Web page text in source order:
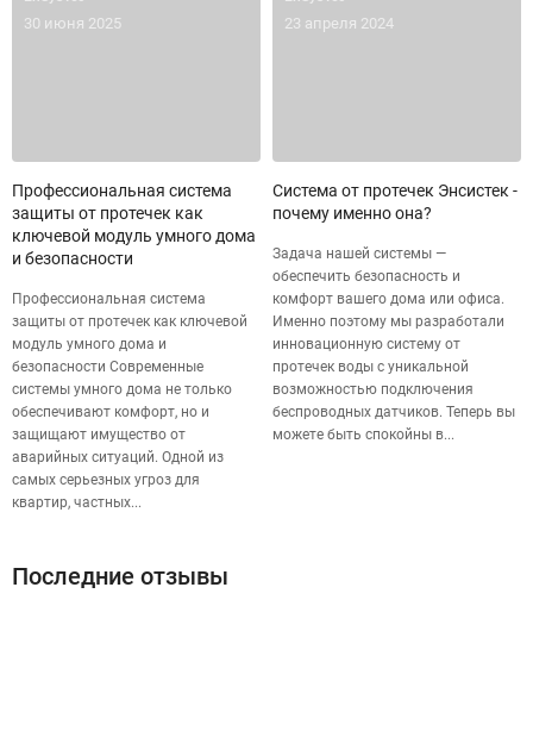
30 июня 2025
Профессиональная система
защиты от протечек как
ключевой модуль умного дома
и безопасности
Профессиональная система
защиты от протечек как ключевой
модуль умного дома и
безопасности Современные
системы умного дома не только
обеспечивают комфорт, но и
защищают имущество от
аварийных ситуаций. Одной из
самых серьезных угроз для
квартир, частных...
23 апреля 2024
Система от протечек Энсистек -
почему именно она?
Задача нашей системы —
обеспечить безопасность и
комфорт вашего дома или офиса.
Именно поэтому мы разработали
инновационную систему от
протечек воды с уникальной
возможностью подключения
беспроводных датчиков. Теперь вы
можете быть спокойны в...
Последние отзывы